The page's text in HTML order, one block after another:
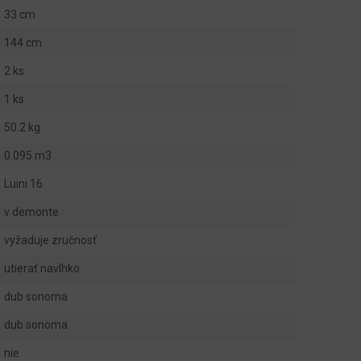
33 cm
144 cm
2 ks
1 ks
50.2 kg
0.095 m3
Luini 16
v demonte
vyžaduje zručnosť
utierať navlhko
dub sonoma
dub sonoma
nie